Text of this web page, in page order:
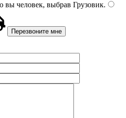
вы человек, выбрав Грузовик.